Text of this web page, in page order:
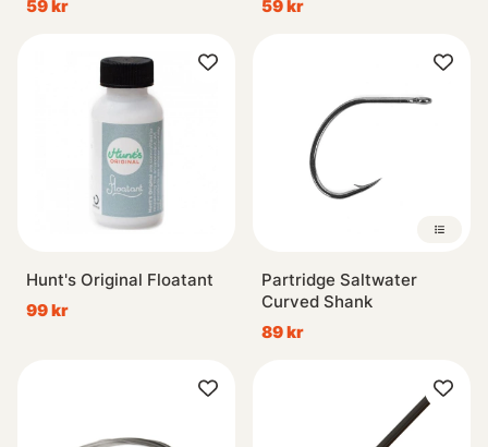
59 kr
59 kr
Hunt's Original Floatant
99 kr
Partridge Saltwater
Curved Shank
89 kr